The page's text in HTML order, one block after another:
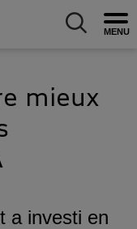
Allez au
mieux
a investi en